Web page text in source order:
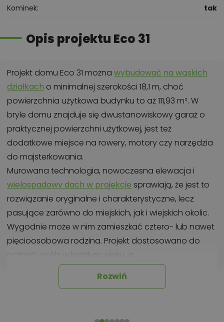
Kominek
tak
Opis projektu Eco 31
Projekt domu Eco 31 można wybudować na wąskich
działkach o minimalnej szerokości 18,1 m, choć
powierzchnia użytkowa budynku to aż 111,93 m². W
bryle domu znajduje się dwustanowiskowy garaż o
praktycznej powierzchni użytkowej, jest też
dodatkowe miejsce na rowery, motory czy narzędzia
do majsterkowania.
Murowana technologia, nowoczesna elewacja i
wielospadowy dach w projekcie sprawiają, że jest to
rozwiązanie oryginalne i charakterystyczne, lecz
pasujące zarówno do miejskich, jak i wiejskich okolic.
Wygodnie może w nim zamieszkać cztero- lub nawet
pięcioosobowa rodzina. Projekt dostosowano do
potrzeb osób w każdym wieku, a
dzięki zaplanowaniu
wszystkich pomieszczeń na
, jest odpowiedni dla starszych inwestorów
Rozwiń